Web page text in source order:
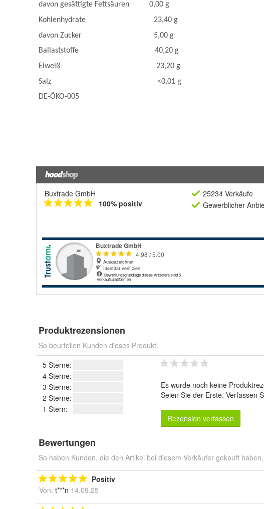
Buxtrade GmbH
100% positiv
25234 Verkäufe
Gewerblicher
Produktrezensionen
So beurteilen Kunden dieses Produkt.
5 Sterne:
4 Sterne:
3 Sterne:
2 Sterne:
1 Stern:
Es wurde noch keine
Seien Sie der Erste. Verfassen
Rezension verfassen
Bewertungen
So haben Kunden, die den Artikel bei diesem Verkäufer gekauft
Positiv
Von: t***n 14.09.25